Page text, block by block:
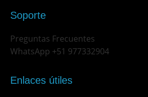
Soporte
Preguntas Frecuentes
WhatsApp +51 977332904
Enlaces útiles